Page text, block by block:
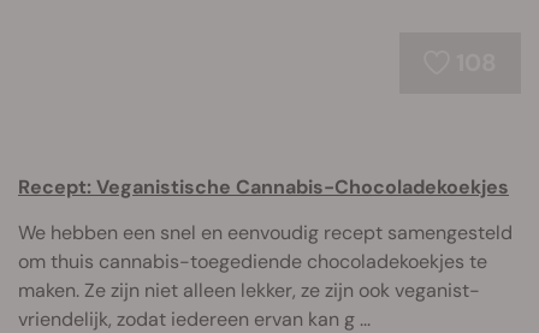
Recept: Veganistische Cannabis-Chocoladekoekjes
We hebben een snel en eenvoudig recept samengesteld
om thuis cannabis-toegediende chocoladekoekjes te
maken. Ze zijn niet alleen lekker, ze zijn ook veganist-
vriendelijk, zodat iedereen ervan kan g ...